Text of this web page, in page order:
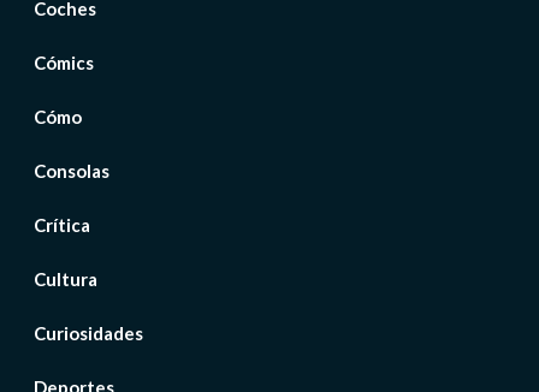
Coches
Cómics
Cómo
Consolas
Crítica
Cultura
Curiosidades
Deportes